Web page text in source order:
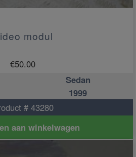
modul
€50.00
Sedan
1999
# 43280
aan winkelwagen